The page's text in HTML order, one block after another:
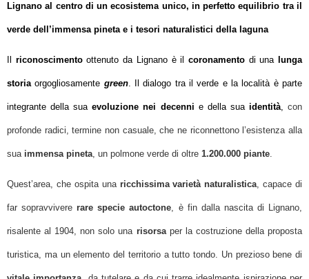
Lignano al centro di un ecosistema unico, in perfetto equilibrio tra il
verde dell’immensa pineta e i tesori naturalistici della laguna
riconoscimentoottenuto da Lignano è il coronamentodi una lunga
storiaorgogliosamente green. Il dialogo tra il verde e la località è parte
integrante della suaevoluzione nei decenni e della sua identità,con
profonde radici, termine non casuale, che ne riconnettono l’esistenza alla
sua immensa pineta, un polmone verde di oltre 1.200.000 piante.
Quest’area, che ospita una ricchissima varietà naturalistica, capace di
far sopravvivererare specie autoctone, è fin dalla nascita di Lignano,
risalente al 1904, non solo una risorsaper la costruzione della proposta
turistica, ma un elemento del territorio a tutto tondo. Un prezioso bene di